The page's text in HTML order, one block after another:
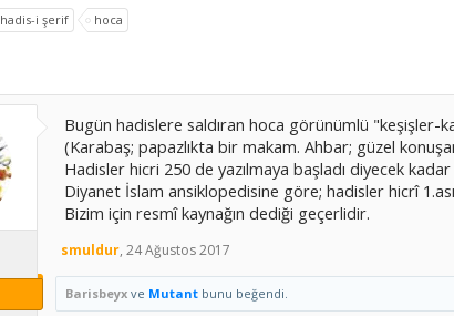
hadis-i şerif hoca
Bugün hadislere saldıran hoca görünümlü "keşişler-
(Karabaş; papazlıkta bir makam. Ahbar; güzel
Hadisler hicri 250 de yazılmaya başladı diyecek
Diyanet İslam ansiklopedisine göre; hadisler hicrî
Bizim için resmî kaynağın dediği geçerlidir.
smuldur, 24 Ağustos 2017
Barisbeyx ve Mutant bunu beğendi.